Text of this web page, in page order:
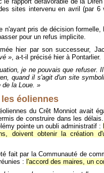
sites intervenu en avril (par
n'ayant pris de décision
pour un refus implicite.
hier par son successeur,
», a-t-il précisé hier à Pontarlier.
je ne pouvais que refuser.
quand il s'agit d'un site
de la Loue. »
éoliennes
du Crêt Monniot avait
de construire dans les
pointe un oubli administratif :
doivent obtenir la création
fait par la Communauté de
: l'accord des maires, un